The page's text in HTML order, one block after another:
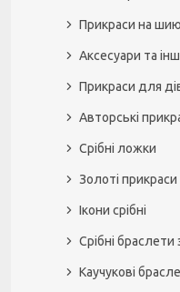
Прикраси на шию
Аксесуари та
Прикраси для
Авторські
Срібні ложки
Золоті прикраси
Ікони срібні
Срібні браслети
Каучукові